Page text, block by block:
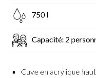
750 l
Capacité: 2
Cuve en acrylique